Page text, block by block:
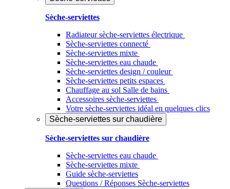
Sèche-serviettes
Radiateur sèche-serviettes électrique
Sèche-serviettes connecté
Sèche-serviettes mixte
Sèche-serviettes eau chaude
Sèche-serviettes design / couleur
Sèche-serviettes petits espaces
Chauffage au sol Salle de bains
Accessoires sèche-serviettes
Votre sèche-serviettes idéal en quelques clics
Sèche-serviettes sur chaudière
Sèche-serviettes sur chaudière
Sèche-serviettes eau chaude
Sèche-serviettes mixte
Guide sèche-serviettes
Questions / Réponses Sèche-serviettes